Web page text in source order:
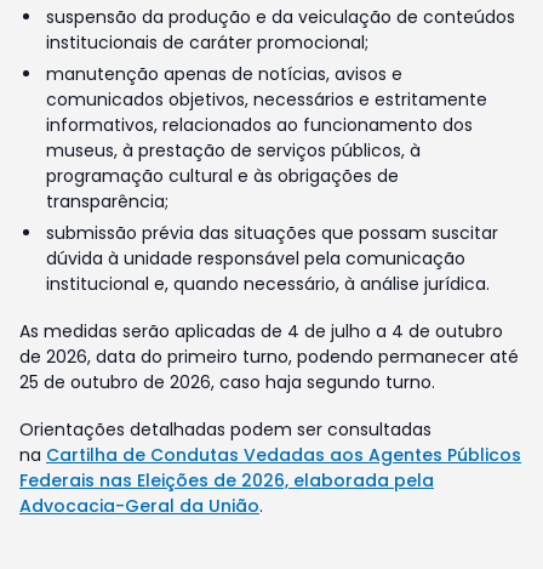
suspensão da produção e da veiculação de conteúdos
institucionais de caráter promocional;
manutenção apenas de notícias, avisos e
comunicados objetivos, necessários e estritamente
informativos, relacionados ao funcionamento dos
museus, à prestação de serviços públicos, à
programação cultural e às obrigações de
transparência;
submissão prévia das situações que possam suscitar
dúvida à unidade responsável pela comunicação
institucional e, quando necessário, à análise jurídica.
As medidas serão aplicadas de 4 de julho a 4 de outubro
de 2026, data do primeiro turno, podendo permanecer até
25 de outubro de 2026, caso haja segundo turno.
Orientações detalhadas podem ser consultadas
na Cartilha de Condutas Vedadas aos Agentes Públicos
Federais nas Eleições de 2026, elaborada pela
Advocacia-Geral da União.